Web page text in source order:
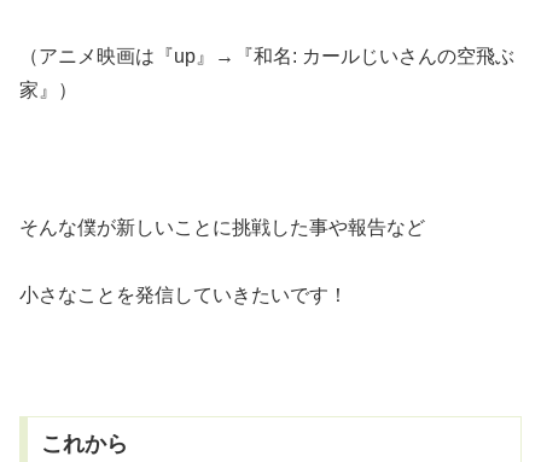
（アニメ映画は『up』→『和名: カールじいさんの空飛ぶ
家』）
そんな僕が新しいことに挑戦した事や報告など
小さなことを発信していきたいです！
これから